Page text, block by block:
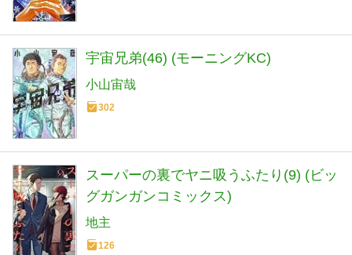
宇宙兄弟(46) (モーニングKC)
小山宙哉
302
スーパーの裏でヤニ吸うふたり(9) (ビッ
グガンガンコミックス)
地主
126